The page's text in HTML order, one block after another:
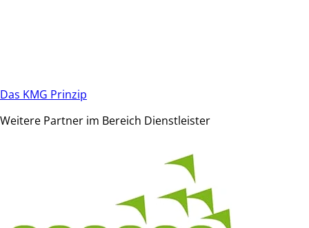
Das KMG Prinzip
Weitere Partner im Bereich Dienstleister